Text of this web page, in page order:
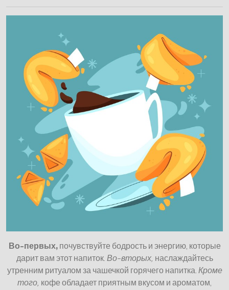
Во-первых,почувствуйте бодрость и энергию, которые
дарит вам этот напиток. Во-вторых, наслаждайтесь
утренним ритуалом за чашечкой горячего напитка. Кроме
того, кофе обладает приятным вкусом и ароматом,